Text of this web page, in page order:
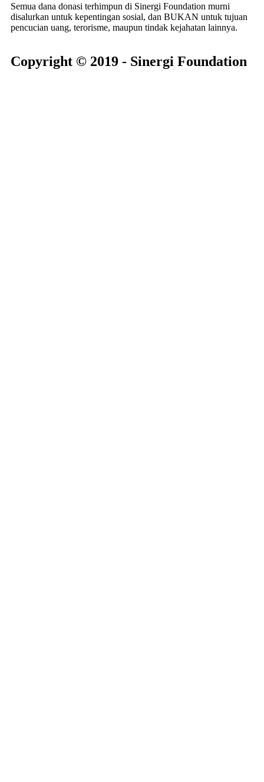
Semua dana donasi terhimpun di Sinergi Foundation murni
disalurkan untuk kepentingan sosial, dan BUKAN untuk tujuan
pencucian uang, terorisme, maupun tindak kejahatan lainnya.
Copyright © 2019 - Sinergi Foundation